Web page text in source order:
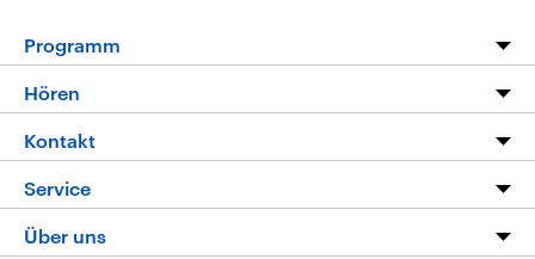
Programm
Programm
Die Nachrichten
Nachrichtenleicht
Neue Beiträge auf dlf.de
Hören
Livestream
Podcasts
Deutschlandfunk App
Kontakt
Hörerservice
Service
FAQ
Über uns